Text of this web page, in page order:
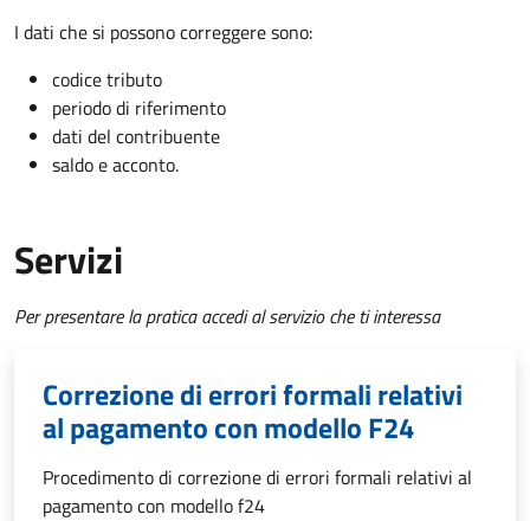
I dati che si possono correggere sono:
codice tributo
periodo di riferimento
dati del contribuente
saldo e acconto.
Servizi
Per presentare la pratica accedi al servizio che ti interessa
Correzione di errori formali relativi
al pagamento con modello F24
Procedimento di correzione di errori formali relativi al
pagamento con modello f24